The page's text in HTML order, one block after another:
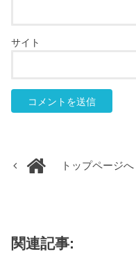
サイト
トップページへ
関連記事: